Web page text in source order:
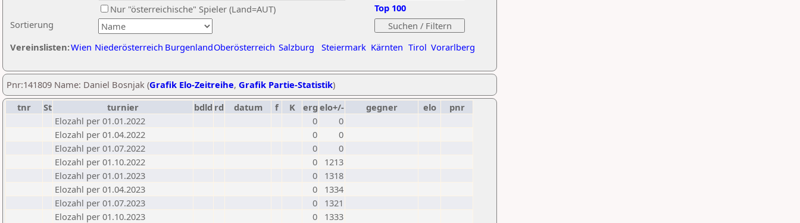
Sortierung
Nur "österreichische" Spieler (Land=AUT)
Vereinslisten:Wien Niederösterreich BurgenlandOberösterreich Salzburg Steiermark Kärnten Tirol Vorarlberg
Top 100
Pnr:141809 Name: Daniel Bosnjak (Grafik Elo-Zeitreihe, Grafik Partie-Statistik)
tnr
St turnier bdld rd datum f K erg elo+/- gegner elo
pnr
Elozahl per 01.01.2022
0
0
Elozahl per 01.04.2022
0
0
Elozahl per 01.07.2022
0
0
Elozahl per 01.10.2022
0
1213
Elozahl per 01.01.2023
0
1318
Elozahl per 01.04.2023
0
1334
Elozahl per 01.07.2023
0
1321
Elozahl per 01.10.2023
0
1333